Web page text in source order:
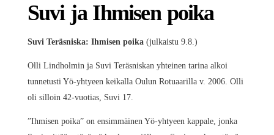
Suvi ja Ihmisen poika
Suvi Teräsniska: Ihmisen poika (julkaistu 9.8.)
Olli Lindholmin ja Suvi Teräsniskan yhteinen tarina alkoi
tunnetusti Yö-yhtyeen keikalla Oulun Rotuaarilla v. 2006. Olli
oli silloin 42-vuotias, Suvi 17.
”Ihmisen poika” on ensimmäinen Yö-yhtyeen kappale, jonka